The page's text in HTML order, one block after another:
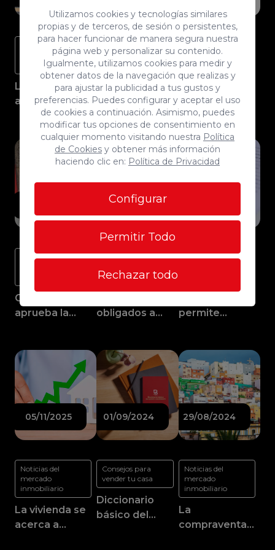
requisito clave
Noticias del
inmobiliario
Los extranjeros
alcanzan ya el
36% de la
compra de
vivienda en
Canarias entre
2007 y 2025
mercado
inmobiliario
El auge de las
compraventas
triplica en tres
años la
recaudación en
plusvalía
Noticias del
mercado
inmobiliario
El Supremo
confirma que
los inquilinos
tendrán que
hacerse cargo
del IBI y la tasa
Noticias del
Canarias
aprueba la
viviendas
turísticas
11/11/2025
Noticias del
inmobiliario
obligados a
contemplado
en el contrato
de alquiler
Noticias del
permite
cancelación de
hipotecas de
casas
compradas
antes de 2013
05/11/2025
Noticias del
mercado
inmobiliario
La vivienda se
acerca a
01/09/2024
Consejos para
vender tu casa
Diccionario
básico del
29/08/2024
Noticias del
mercado
inmobiliario
La
compraventa
Utilizamos cookies y tecnologías similares
propias y de terceros, de sesión o persistentes,
para hacer funcionar de manera segura nuestra
página web y personalizar su contenido.
Igualmente, utilizamos cookies para medir y
obtener datos de la navegación que realizas y
para ajustar la publicidad a tus gustos y
preferencias. Puedes configurar y aceptar el uso
de cookies a continuación. Asimismo, puedes
modificar tus opciones de consentimiento en
cualquier momento visitando nuestra Política
de Cookies y obtener más información
haciendo clic en: Política de Privacidad
Configurar
Permitir Todo
Rechazar todo